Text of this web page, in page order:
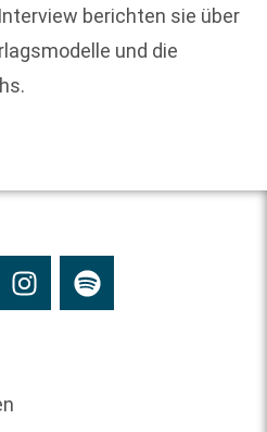
berichten sie über
und die